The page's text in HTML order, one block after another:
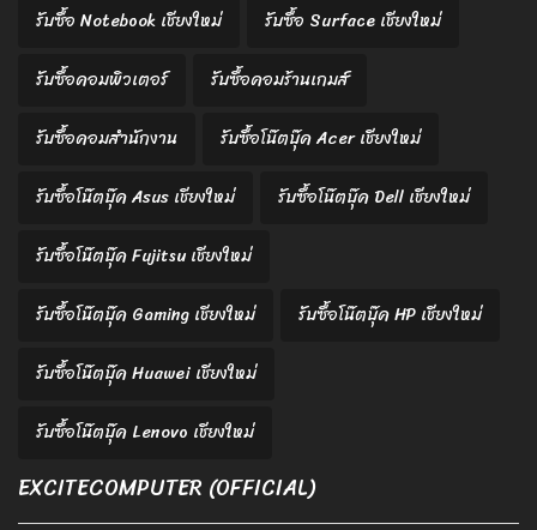
รับซื้อ Notebook เชียงใหม่
รับซื้อ Surface เชียงใหม่
รับซื้อคอมพิวเตอร์
รับซื้อคอมร้านเกมส์
รับซื้อคอมสำนักงาน
รับซื้อโน๊ตบุ๊ค Acer เชียงใหม่
รับซื้อโน๊ตบุ๊ค Asus เชียงใหม่
รับซื้อโน๊ตบุ๊ค Dell เชียงใหม่
รับซื้อโน๊ตบุ๊ค Fujitsu เชียงใหม่
รับซื้อโน๊ตบุ๊ค Gaming เชียงใหม่
รับซื้อโน๊ตบุ๊ค HP เชียงใหม่
รับซื้อโน๊ตบุ๊ค Huawei เชียงใหม่
รับซื้อโน๊ตบุ๊ค Lenovo เชียงใหม่
EXCITECOMPUTER (OFFICIAL)